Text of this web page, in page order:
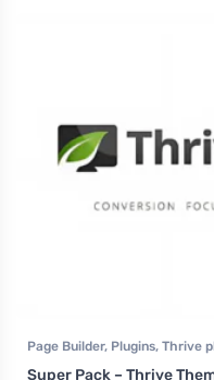
Page Builder, Plugins, Thrive
Super Pack – Thrive